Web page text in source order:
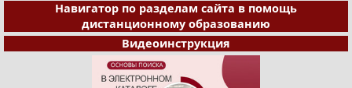
Навигатор по разделам сайта в помощь
дистанционному образованию
Видеоинструкция